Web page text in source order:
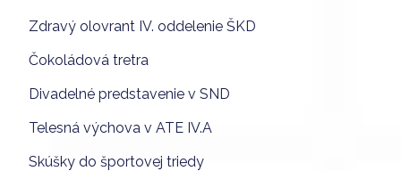
Zdravý olovrant IV. oddelenie ŠKD
Čokoládová tretra
Divadelné predstavenie v SND
Telesná výchova v ATE IV.A
Skúšky do športovej triedy